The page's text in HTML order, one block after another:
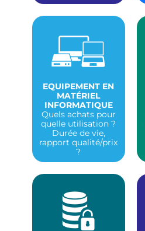
EQUIPEMENT EN
MATÉRIEL
INFORMATIQUE
Quels achats pour
quelle utilisation ?
Durée de vie,
rapport qualité/prix
?